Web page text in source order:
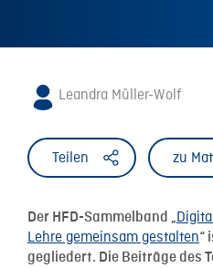
Leandra Müller-Wolf
Teilen zu
Der HFD-Sammelband „
Lehre gemeinsam gestalten“
gegliedert. Die Beiträge des